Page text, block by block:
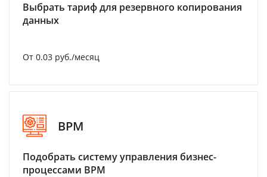
Выбрать тариф для резервного копирования
данных
От 0.03 руб./месяц
BPM
Подобрать систему управления бизнес-
процессами BPM